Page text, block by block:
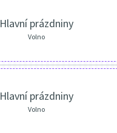
Hlavní prázdniny
Volno
Hlavní prázdniny
Volno